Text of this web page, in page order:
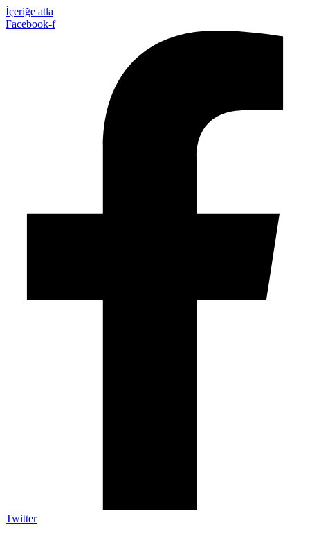
İçeriğe atla
Facebook-f
Twitter